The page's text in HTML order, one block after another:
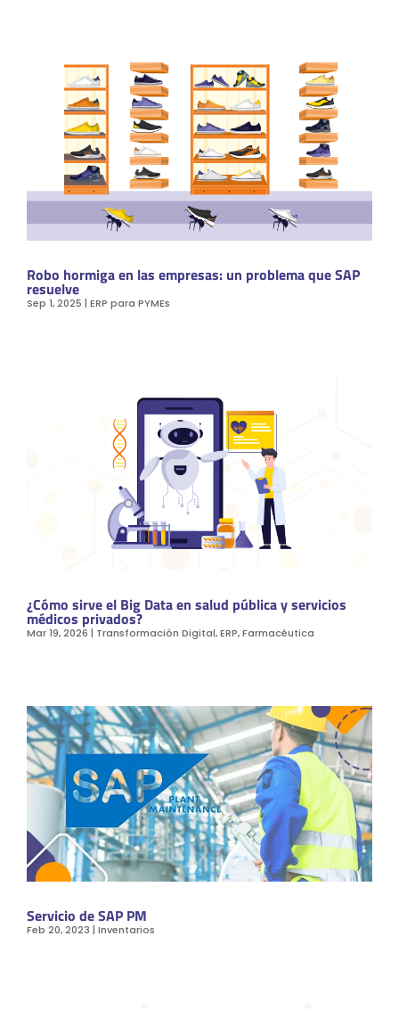
Robo hormiga en las empresas: un problema que SAP
resuelve
Sep 1, 2025 |ERP para PYMEs
¿Cómo sirve el Big Data en salud pública y servicios
médicos privados?
Mar 19, 2026 | Transformación Digital,ERP,Farmacéutica
Servicio de SAP PM
Feb 20, 2023 |Inventarios